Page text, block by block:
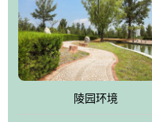
陵园环境